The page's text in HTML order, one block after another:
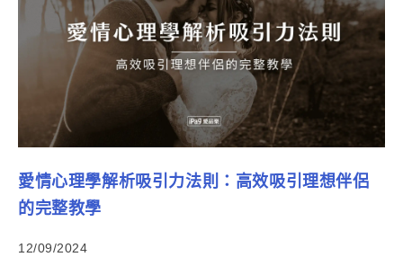
愛情心理學解析吸引力法則：高效吸引理想伴侶
的完整教學
12/09/2024